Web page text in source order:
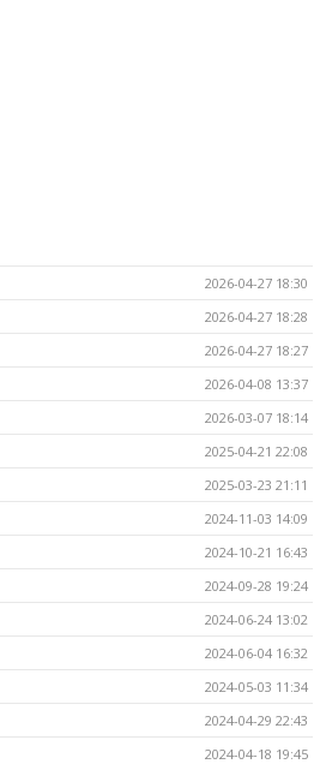
2026-04-27 18:30
2026-04-27 18:28
2026-04-27 18:27
2026-04-08 13:37
2026-03-07 18:14
2025-04-21 22:08
2025-03-23 21:11
2024-11-03 14:09
2024-10-21 16:43
2024-09-28 19:24
2024-06-24 13:02
2024-06-04 16:32
2024-05-03 11:34
2024-04-29 22:43
2024-04-18 19:45